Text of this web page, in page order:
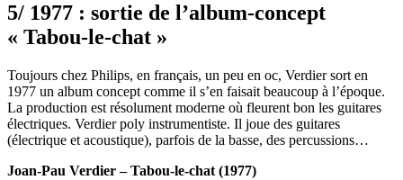
5/ 1977 : sortie de l’album-concept
« Tabou-le-chat »
Toujours chez Philips, en français, un peu en oc, Verdier sort en
1977 un album concept comme il s’en faisait beaucoup à l’époque.
La production est résolument moderne où fleurent bon les guitares
électriques. Verdier poly instrumentiste. Il joue des guitares
(électrique et acoustique), parfois de la basse, des percussions…
Joan-Pau Verdier – Tabou-le-chat (1977)